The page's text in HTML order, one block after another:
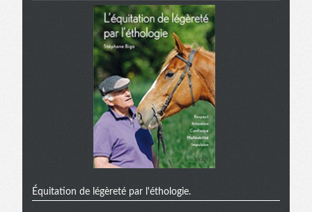
Équitation de légèreté par l'éthologie.